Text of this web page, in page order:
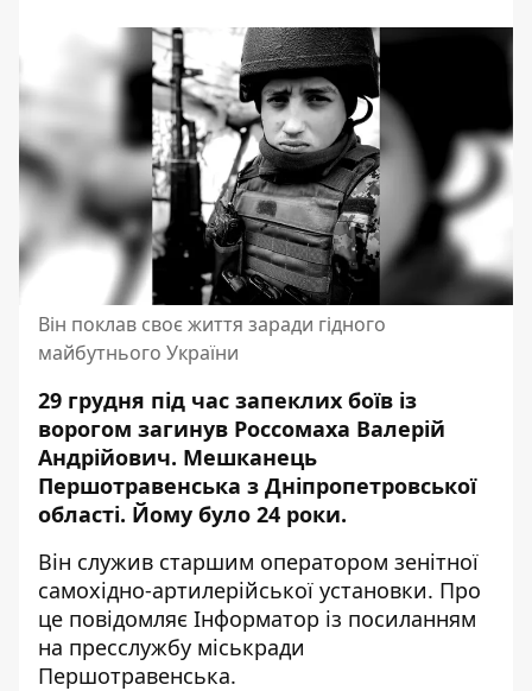
Він поклав своє життя заради гідного
майбутнього України
29 грудня під час запеклих боїв із
ворогом загинув Россомаха Валерій
Андрійович. Мешканець
Першотравенська з Дніпропетровської
області. Йому було 24 роки.
Він служив старшим оператором зенітної
самохідно-артилерійської установки. Про
це повідомляє Інформатор із посиланням
на пресслужбу міськради
Першотравенська.